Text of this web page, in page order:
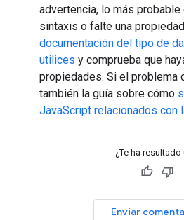
advertencia, lo más
sintaxis o falte una
documentación del tipo de
utilices y comprueba que
propiedades. Si el problema
también la guía sobre cómo
JavaScript relacionados con
¿Te ha resultado
Enviar